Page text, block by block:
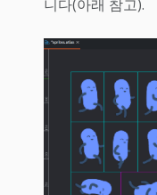
니다(아래 참고).